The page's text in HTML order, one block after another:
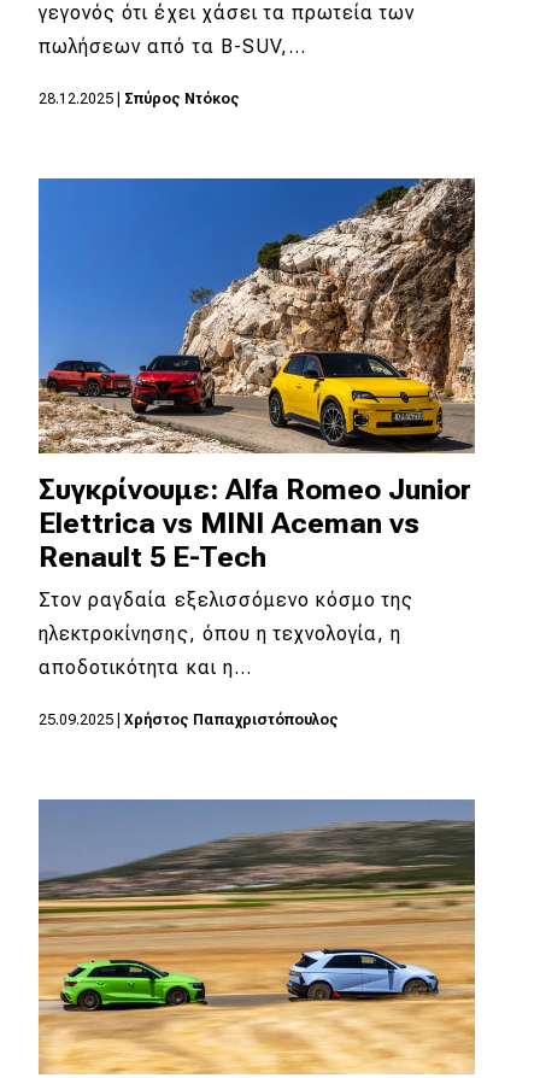
MOTO
Μεταχειρισμένο
ΚΤΕΟ
Οδική βοήθεια
eDRIVE
DRIVE USED
γεγονός ότι έχει χάσει τα πρωτεία των
πωλήσεων από τα B-SUV,…
28.12.2025 Σπύρος Ντόκος
Συγκρίνουμε: Alfa Romeo Junior
Elettrica vs MINI Aceman vs
Renault 5 E-Tech
Στον ραγδαία εξελισσόμενο κόσμο της
ηλεκτροκίνησης, όπου η τεχνολογία, η
αποδοτικότητα και η…
25.09.2025 Χρήστος Παπαχριστόπουλος